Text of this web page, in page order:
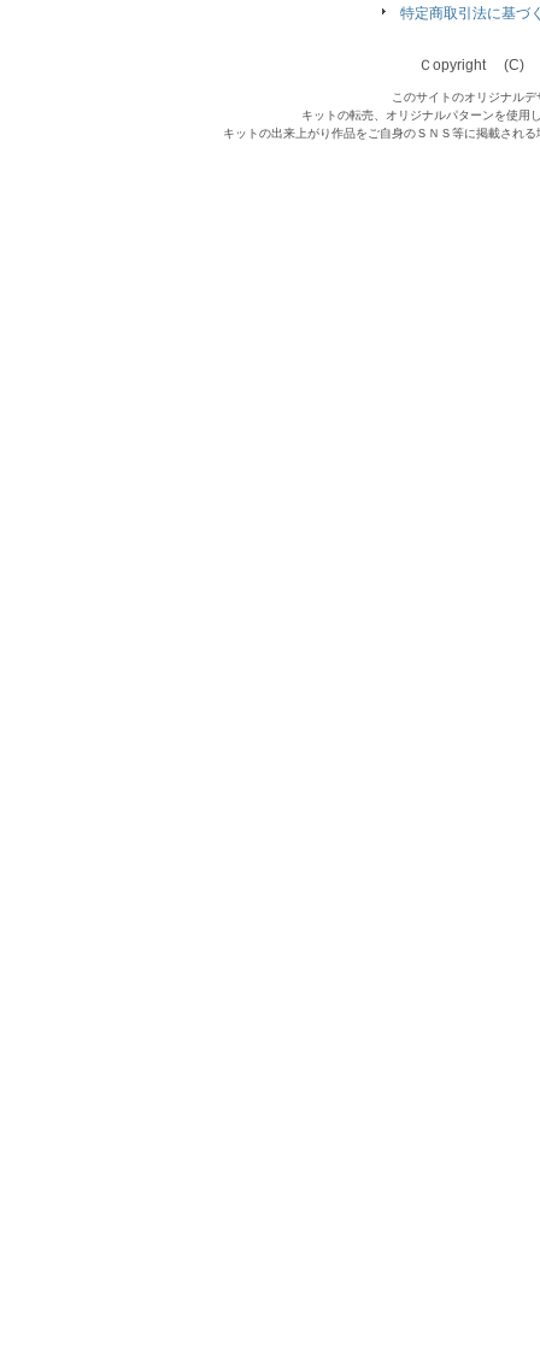
特定商取引法に基づ
Ｃopyright (C)
このサイトのオリジナル
キットの転売、オリジナルパターンを使用
キットの出来上がり作品をご自身のＳＮＳ等に掲載され